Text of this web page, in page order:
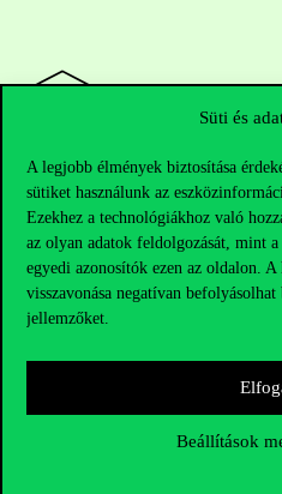
Süti és
A legjobb élmények biztosítása
sütiket használunk az
Ezekhez a technológiákhoz való
az olyan adatok feldolgozását, mint a
egyedi azonosítók ezen az oldalon. A
visszavonása negatívan
jellemzőket.
Beállítások
Elérhetőségek
Telefonszám:+36 1 482 5000
Oktatói elérhetőségek